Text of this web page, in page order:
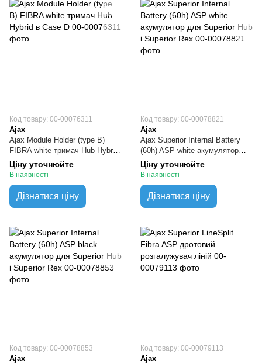
Код товару: 00-00076311
Ajax
Ajax Module Holder (type B)
FIBRA white тримач Hub Hybrid
в Case D
Ціну уточнюйте
В наявності
Дізнатися ціну
Код товару: 00-00078821
Ajax
Ajax Superior Internal Battery
(60h) ASP white акумулятор
для Superior Hub і Superior Rex
Ціну уточнюйте
В наявності
Дізнатися ціну
Код товару: 00-00078853
Ajax
Код товару: 00-00079113
Ajax